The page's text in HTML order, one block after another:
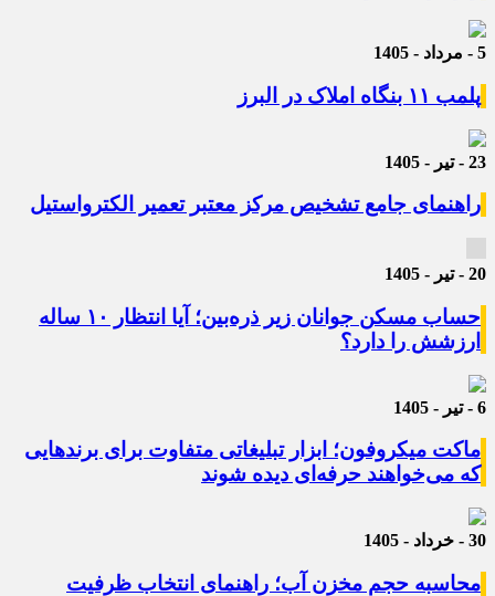
5 - مرداد - 1405
پلمب ۱۱ بنگاه املاک در البرز
23 - تیر - 1405
راهنمای جامع تشخیص مرکز معتبر تعمیر الکترواستیل
20 - تیر - 1405
حساب مسکن جوانان زیر ذره‌بین؛ آیا انتظار ۱۰ ساله
ارزشش را دارد؟
6 - تیر - 1405
ماکت میکروفون؛ ابزار تبلیغاتی متفاوت برای برندهایی
که می‌خواهند حرفه‌ای دیده شوند
30 - خرداد - 1405
محاسبه حجم مخزن آب؛ راهنمای انتخاب ظرفیت